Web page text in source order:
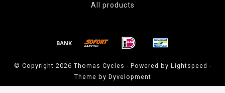
All products
© Copyright 2026 Thomas Cycles - Powered by Lightspeed -
Theme by Dyvelopment